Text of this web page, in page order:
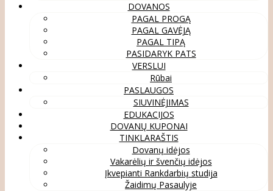
DOVANOS
PAGAL PROGĄ
PAGAL GAVĖJĄ
PAGAL TIPĄ
PASIDARYK PATS
VERSLUI
Rūbai
PASLAUGOS
SIUVINĖJIMAS
EDUKACIJOS
DOVANŲ KUPONAI
TINKLARAŠTIS
Dovanų idėjos
Vakarėlių ir švenčių idėjos
Įkvepianti Rankdarbių studija
Žaidimų Pasaulyje